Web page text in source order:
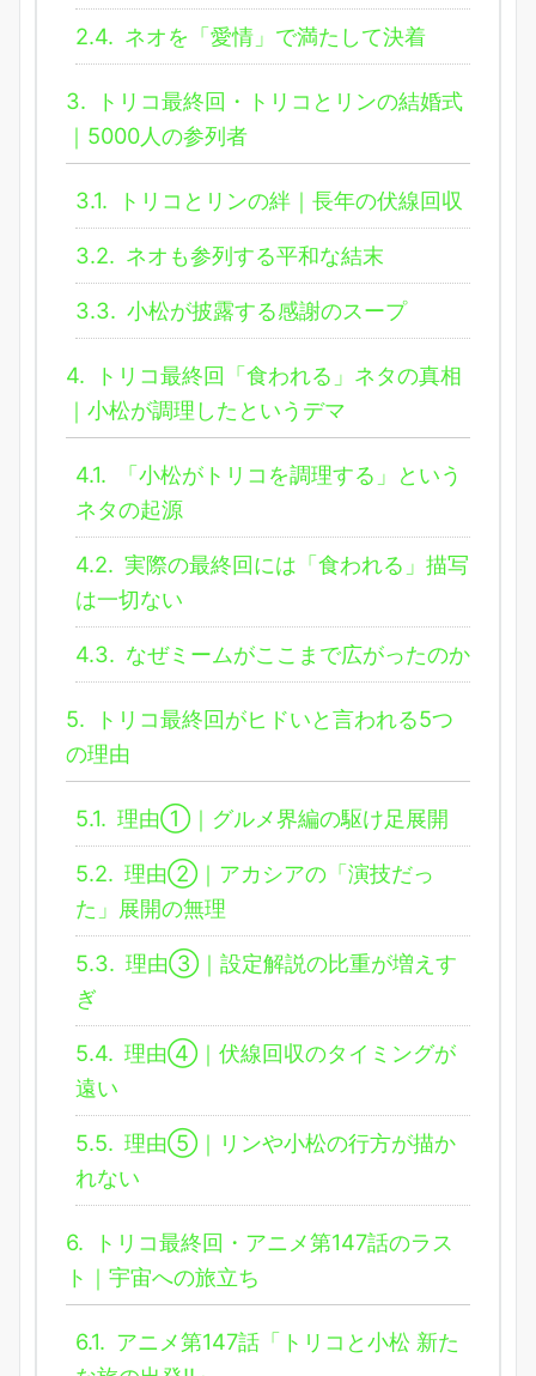
2.4. ネオを「愛情」で満たして決着
3.
トリコ最終回・トリコとリンの結婚式
｜5000人の参列者
3.1. トリコとリンの絆｜長年の伏線回収
3.2. ネオも参列する平和な結末
3.3. 小松が披露する感謝のスープ
4.
トリコ最終回「食われる」ネタの真相
｜小松が調理したというデマ
4.1.
「小松がトリコを調理する」という
ネタの起源
4.2. 実際の最終回には「食われる」描写
は一切ない
4.3. なぜミームがここまで広がったのか
5.
トリコ最終回がヒドいと言われる5つ
の理由
5.1. 理由①｜グルメ界編の駆け足展開
5.2. 理由②｜アカシアの「演技だっ
た」展開の無理
5.3. 理由③｜設定解説の比重が増えす
ぎ
5.4. 理由④｜伏線回収のタイミングが
遠い
5.5. 理由⑤｜リンや小松の行方が描か
れない
6.
トリコ最終回・アニメ第147話のラス
ト｜宇宙への旅立ち
6.1. アニメ第147話「トリコと小松 新た